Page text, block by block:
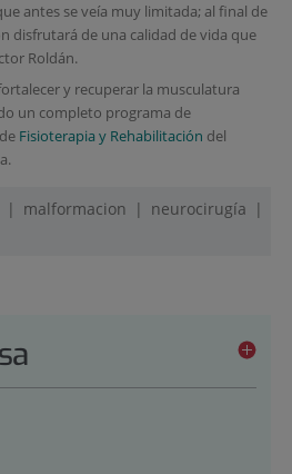
antes se veía muy limitada; al final de
disfrutará de una calidad de vida que
Roldán.
y recuperar la musculatura
un completo programa de
Fisioterapia y Rehabilitación del
| malformacion | neurocirugía |